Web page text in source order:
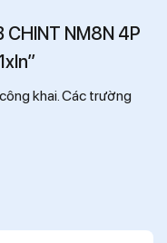
NM8N 4P
khai. Các trường